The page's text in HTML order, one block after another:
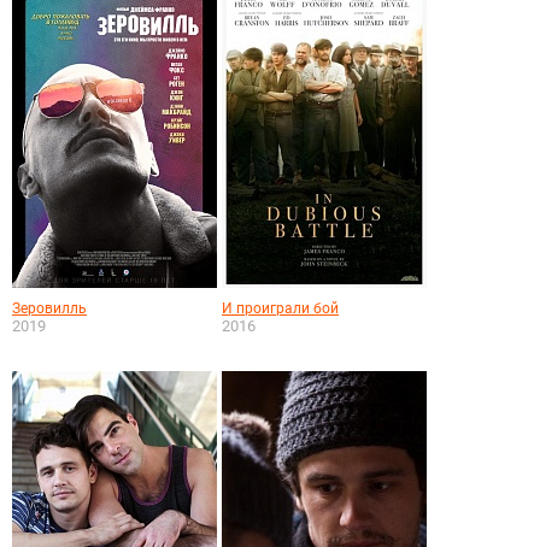
Зеровилль
2019
И проиграли бой
2016